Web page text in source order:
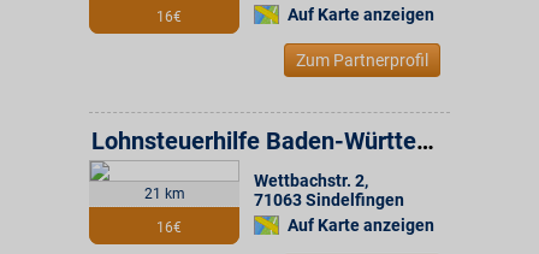
16€
Auf Karte anzeigen
Zum Partnerprofil
21 km
16€
Lohnsteuerhilfe Baden-Württemberg e.V. Beratungsstelle
Wettbachstr. 2,
71063Sindelfingen
Auf Karte anzeigen